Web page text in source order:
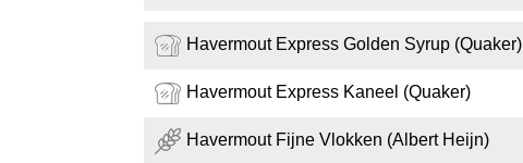
Havermout Express Golden Syrup (Quaker)
Havermout Express Kaneel (Quaker)
Havermout Fijne Vlokken (Albert Heijn)